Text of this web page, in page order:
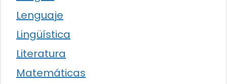
Lenguaje
Lingüística
Literatura
Matemáticas